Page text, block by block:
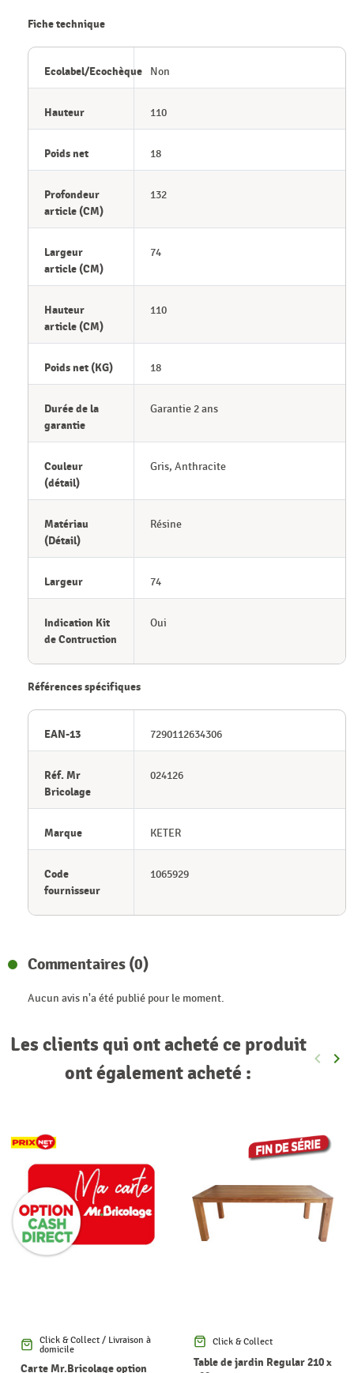
Fiche technique
Ecolabel/Ecochèque Non
Hauteur 110
Poids net 18
Profondeur
article (CM)
132
Largeur
article (CM)
74
Hauteur
article (CM)
110
Poids net (KG) 18
Durée de la
garantie
Garantie 2 ans
Couleur
(détail)
Gris, Anthracite
Matériau
(Détail)
Résine
Largeur 74
Indication Kit
de Contruction
Oui
Références spécifiques
EAN-13 7290112634306
Réf. Mr
Bricolage
024126
Marque KETER
Code
fournisseur
1065929
Commentaires (0)
Aucun avis n'a été publié pour le moment.
Les clients qui ont acheté ce produit
ont également acheté :
keyboard_arrow_left keyboard_arrow_right
Click & Collect / Livraison à
domicile
Carte Mr.Bricolage option
Click & Collect
Table de jardin Regular 210 x